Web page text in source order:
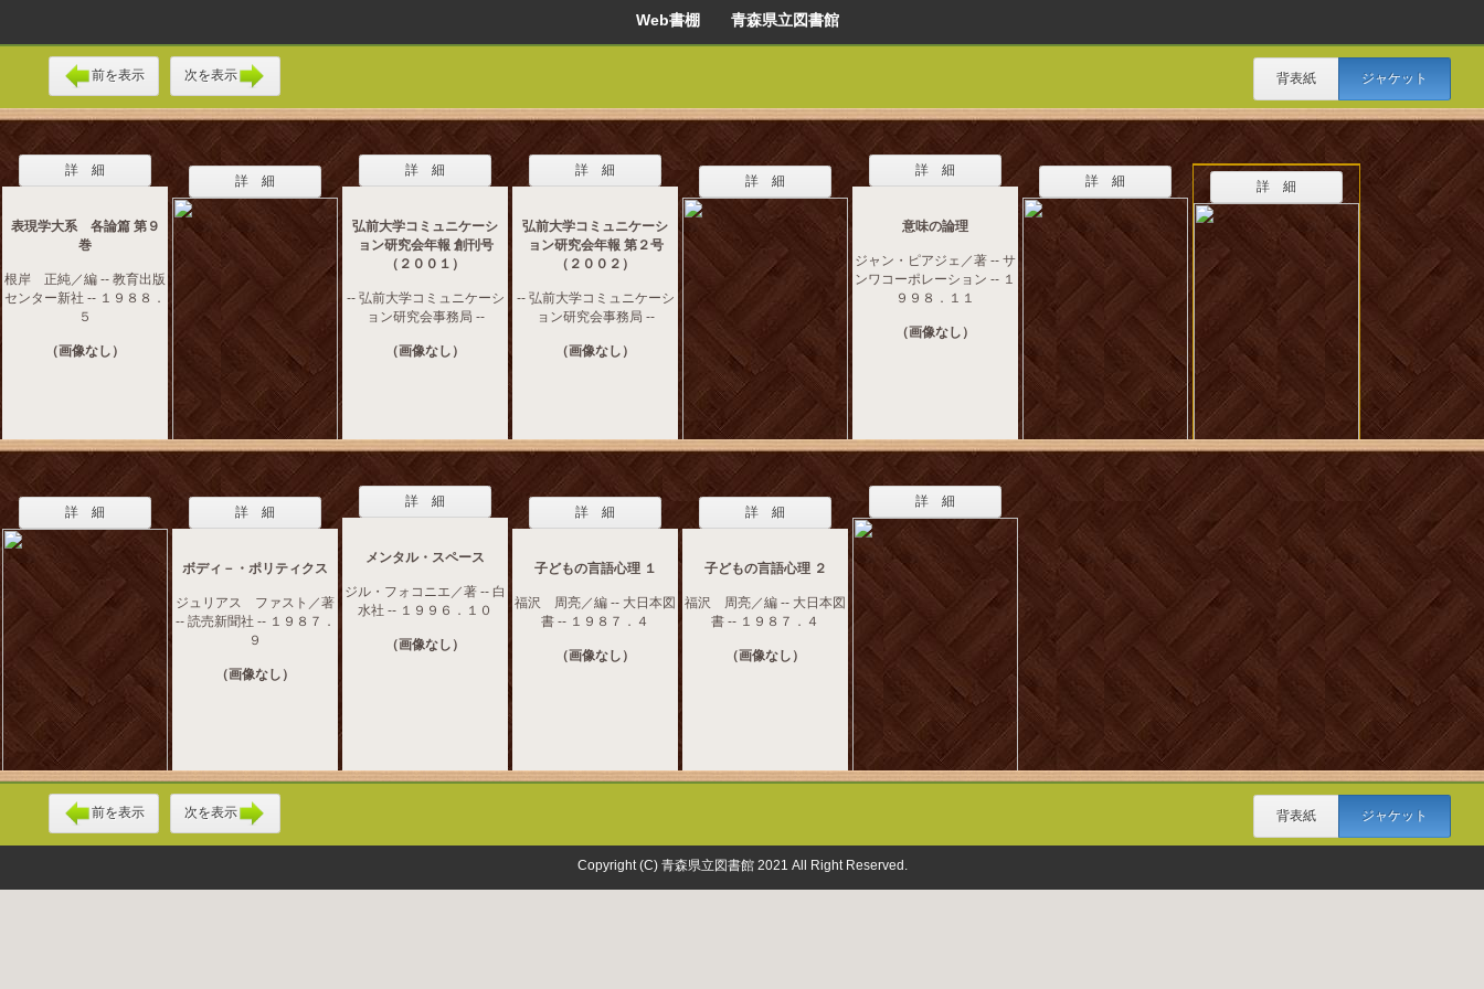
Web書棚 青森県立図書館
前を表示 次を表示 背表紙 ジャケット
詳 細
表現学大系 各論篇 第９
巻
根岸 正純／編 -- 教育出版
センター新社 -- １９８８．
５
（画像なし）
詳 細
詳 細
弘前大学コミュニケーシ
ョン研究会年報 創刊号
（２００１）
-- 弘前大学コミュニケーシ
ョン研究会事務局 --
（画像なし）
詳 細
弘前大学コミュニケーシ
ョン研究会年報 第２号
（２００２）
-- 弘前大学コミュニケーシ
ョン研究会事務局 --
（画像なし）
詳 細
詳 細
意味の論理
ジャン・ピアジェ／著 -- サ
ンワコーポレーション -- １
９９８．１１
（画像なし）
詳 細 詳 細
詳 細 詳 細
ボディ－・ポリティクス
ジュリアス ファスト／著
-- 読売新聞社 -- １９８７．
９
（画像なし）
詳 細
メンタル・スペース
ジル・フォコニエ／著 -- 白
水社 -- １９９６．１０
（画像なし）
詳 細
子どもの言語心理 １
福沢 周亮／編 -- 大日本図
書 -- １９８７．４
（画像なし）
詳 細
子どもの言語心理 ２
福沢 周亮／編 -- 大日本図
書 -- １９８７．４
（画像なし）
詳 細
前を表示 次を表示 背表紙 ジャケット
Copyright (C) 青森県立図書館 2021 All Right Reserved.